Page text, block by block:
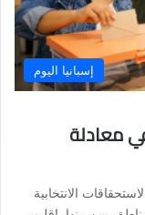
إسبانيا اليوم
معادلة
الانتخابية